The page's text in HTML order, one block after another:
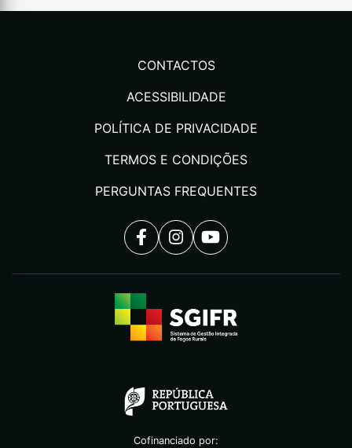
CONTACTOS
ACESSIBILIDADE
POLÍTICA DE PRIVACIDADE
TERMOS E CONDIÇÕES
PERGUNTAS FREQUENTES
Cofinanciado por: